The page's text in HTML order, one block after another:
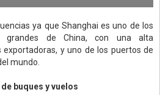
ya que Shanghai es uno de los
grandes de China, con una alta
y uno de los puertos de
mundo.
buques y vuelos